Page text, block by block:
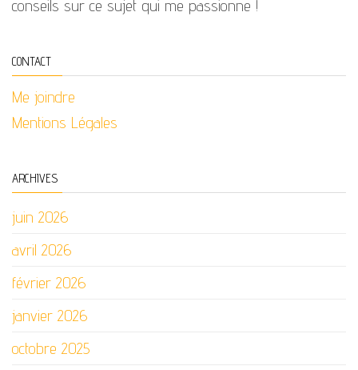
conseils sur ce sujet qui me passionne !
CONTACT
Me joindre
Mentions Légales
ARCHIVES
juin 2026
avril 2026
février 2026
janvier 2026
octobre 2025